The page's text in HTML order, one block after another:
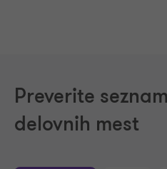
Preverite
delovnih mest